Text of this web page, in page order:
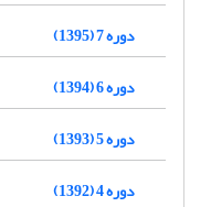
دوره 7 (1395)
دوره 6 (1394)
دوره 5 (1393)
دوره 4 (1392)